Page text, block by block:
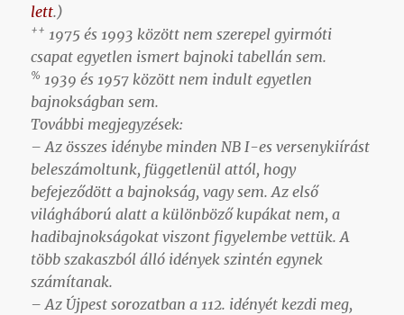
lett.)
++ 1975 és 1993 között nem szerepel gyirmóti
csapat egyetlen ismert bajnoki tabellán sem.
% 1939 és 1957 között nem indult egyetlen
bajnokságban sem.
További megjegyzések:
– Az összes idénybe minden NB I-es versenykiírást
beleszámoltunk, függetlenül attól, hogy
befejeződött a bajnokság, vagy sem. Az első
világháború alatt a különböző kupákat nem, a
hadibajnokságokat viszont figyelembe vettük. A
több szakaszból álló idények szintén egynek
számítanak.
– Az Újpest sorozatban a 112. idényét kezdi meg,